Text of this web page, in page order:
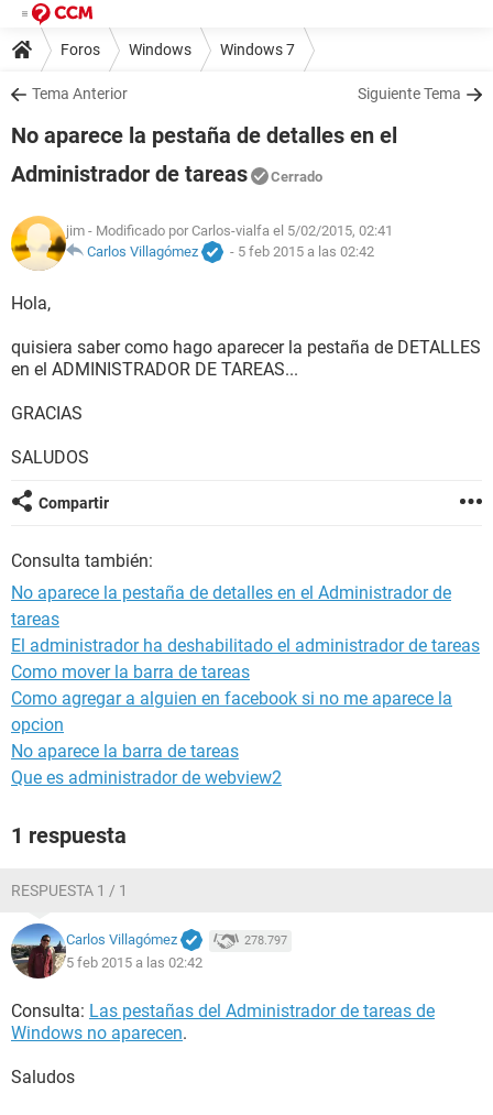
Foros Windows Windows 7
Tema Anterior Siguiente Tema
No aparece la pestaña de detalles en el
Administrador de tareas
Cerrado
jim - Modificado por Carlos-vialfa el 5/02/2015, 02:41
Carlos Villagómez
- 5 feb 2015 a las 02:42
Hola,
quisiera saber como hago aparecer la pestaña de DETALLES
en el ADMINISTRADOR DE TAREAS...
GRACIAS
SALUDOS
Compartir
Consulta también:
No aparece la pestaña de detalles en el Administrador de
tareas
El administrador ha deshabilitado el administrador de tareas
Como mover la barra de tareas
Como agregar a alguien en facebook si no me aparece la
opcion
No aparece la barra de tareas
Que es administrador de webview2
1 respuesta
RESPUESTA 1 / 1
Carlos Villagómez 278.797
5 feb 2015 a las 02:42
Consulta: Las pestañas del Administrador de tareas de
Windows no aparecen.
Saludos